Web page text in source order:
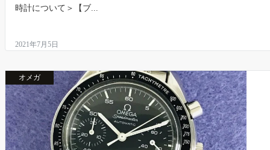
時計について＞【ブ...
2021年7月5日
オメガ